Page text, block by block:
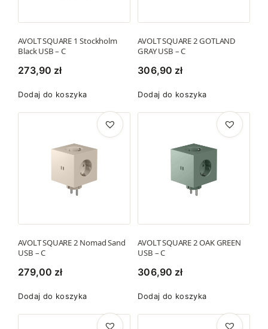
AVOLT SQUARE 1 Stockholm
Black USB – C
273,90 zł
Dodaj do koszyka
AVOLT SQUARE 2 GOTLAND
GRAY USB – C
306,90 zł
Dodaj do koszyka
AVOLT SQUARE 2 Nomad Sand
USB – C
279,00 zł
Dodaj do koszyka
AVOLT SQUARE 2 OAK GREEN
USB – C
306,90 zł
Dodaj do koszyka